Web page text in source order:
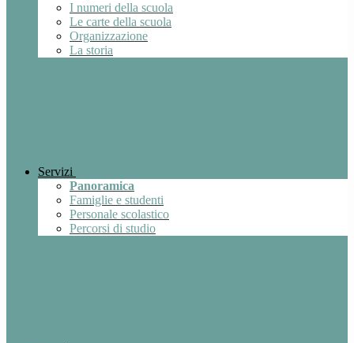
I numeri della scuola
Le carte della scuola
Organizzazione
La storia
Servizi
Panoramica
Famiglie e studenti
Personale scolastico
Percorsi di studio